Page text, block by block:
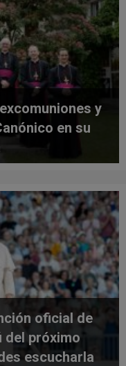
y
en su
oficial de
del próximo
escucharla